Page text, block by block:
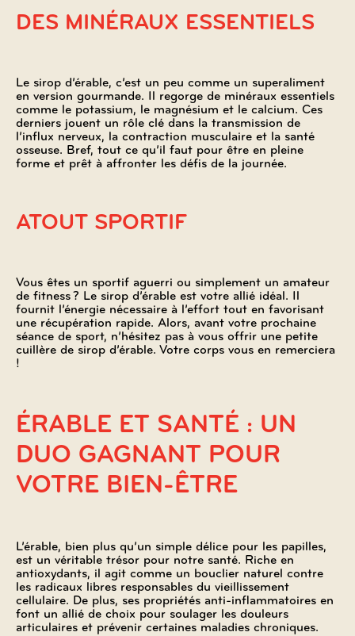
DES MINÉRAUX ESSENTIELS
Le sirop d’érable, c’est un peu comme un superaliment
en version gourmande. Il regorge de minéraux essentiels
comme le potassium, le magnésium et le calcium. Ces
derniers jouent un rôle clé dans la transmission de
l’influx nerveux, la contraction musculaire et la santé
osseuse. Bref, tout ce qu’il faut pour être en pleine
forme et prêt à affronter les défis de la journée.
ATOUT SPORTIF
Vous êtes un sportif aguerri ou simplement un amateur
de fitness ? Le sirop d’érable est votre allié idéal. Il
fournit l’énergie nécessaire à l’effort tout en favorisant
une récupération rapide. Alors, avant votre prochaine
séance de sport, n’hésitez pas à vous offrir une petite
cuillère de sirop d’érable. Votre corps vous en remerciera
!
ÉRABLE ET SANTÉ : UN
DUO GAGNANT POUR
VOTRE BIEN-ÊTRE
L’érable, bien plus qu’un simple délice pour les papilles,
est un véritable trésor pour notre santé. Riche en
antioxydants, il agit comme un bouclier naturel contre
les radicaux libres responsables du vieillissement
cellulaire. De plus, ses propriétés anti-inflammatoires en
font un allié de choix pour soulager les douleurs
articulaires et prévenir certaines maladies chroniques.